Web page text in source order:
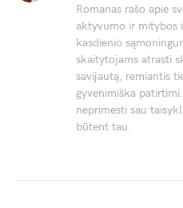
Romanas rašo apie
aktyvumo ir mitybos
kasdienio
skaitytojams atrasti
savijautą, remiantis
gyvenimiška
neprimesti sau
būtent tau.